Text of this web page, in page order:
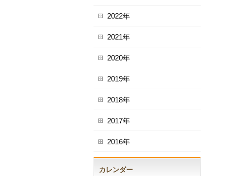
2022年
2021年
2020年
2019年
2018年
2017年
2016年
カレンダー